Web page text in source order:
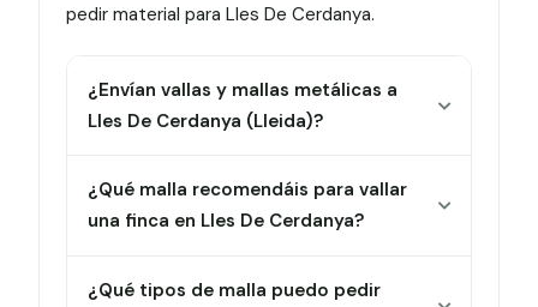
pedir material para Lles De Cerdanya.
¿Envían vallas y mallas metálicas a
Lles De Cerdanya (Lleida)?
¿Qué malla recomendáis para vallar
una finca en Lles De Cerdanya?
¿Qué tipos de malla puedo pedir